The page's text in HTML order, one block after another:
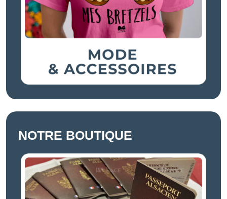
NOTRE BOUTIQUE